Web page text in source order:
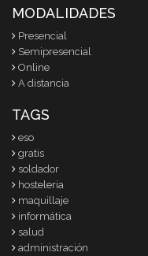
MODALIDADES
Presencial
Semipresencial
Online
A distancia
TAGS
eso
gratis
soldador
hosteleria
maquillaje
informática
salud
administración